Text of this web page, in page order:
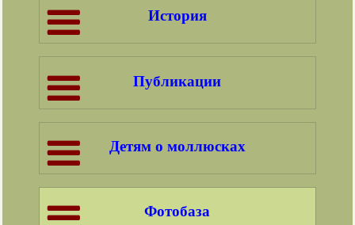
История
Публикации
Детям о моллюсках
Фотобаза